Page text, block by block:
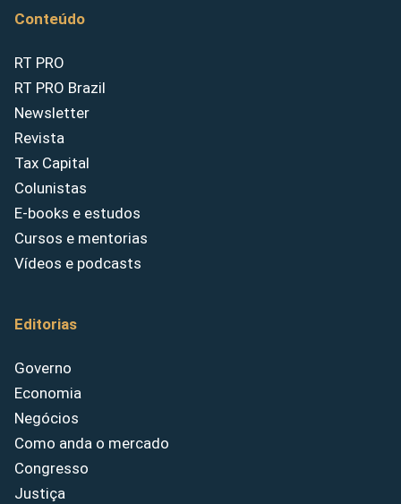
Conteúdo
RT PRO
RT PRO Brazil
Newsletter
Revista
Tax Capital
Colunistas
E-books e estudos
Cursos e mentorias
Vídeos e podcasts
Editorias
Governo
Economia
Negócios
Como anda o mercado
Congresso
Justiça